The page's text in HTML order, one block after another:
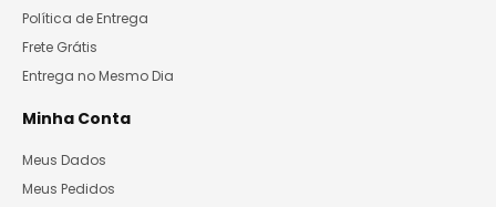
Política de Entrega
Frete Grátis
Entrega no Mesmo Dia
Minha Conta
Meus Dados
Meus Pedidos